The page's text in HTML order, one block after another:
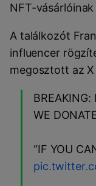
NFT-
A találkozót
influencer
megosztott az
BREAKING:
WE
“IF YOU